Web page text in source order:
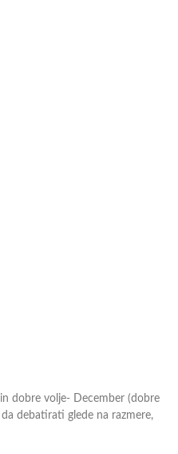
dobre volje- December (dobre
debatirati glede na razmere,